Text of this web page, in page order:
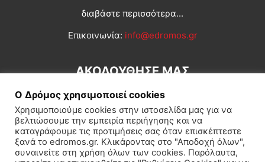
διαβάστε περισσότερα...
Επικοινωνία: info@edromos.gr
ΑΚΟΛΟΥΘΗΣΕ ΜΑΣ
Εγγραφή συνδρομητή Πολιτική Διεθνή Κοινωνία
Ο Δρόμος χρησιμοποιεί cookies
Χρησιμοποιούμε cookies στην ιστοσελίδα μας για να
βελτιώσουμε την εμπειρία περιήγησης και να
καταγράφουμε τις προτιμήσεις σας όταν επισκέπτεστε
ξανά το edromos.gr. Κλικάροντας στο "Αποδοχή όλων",
συναινείτε στη χρήση όλων των cookies. Παρόλαυτα,